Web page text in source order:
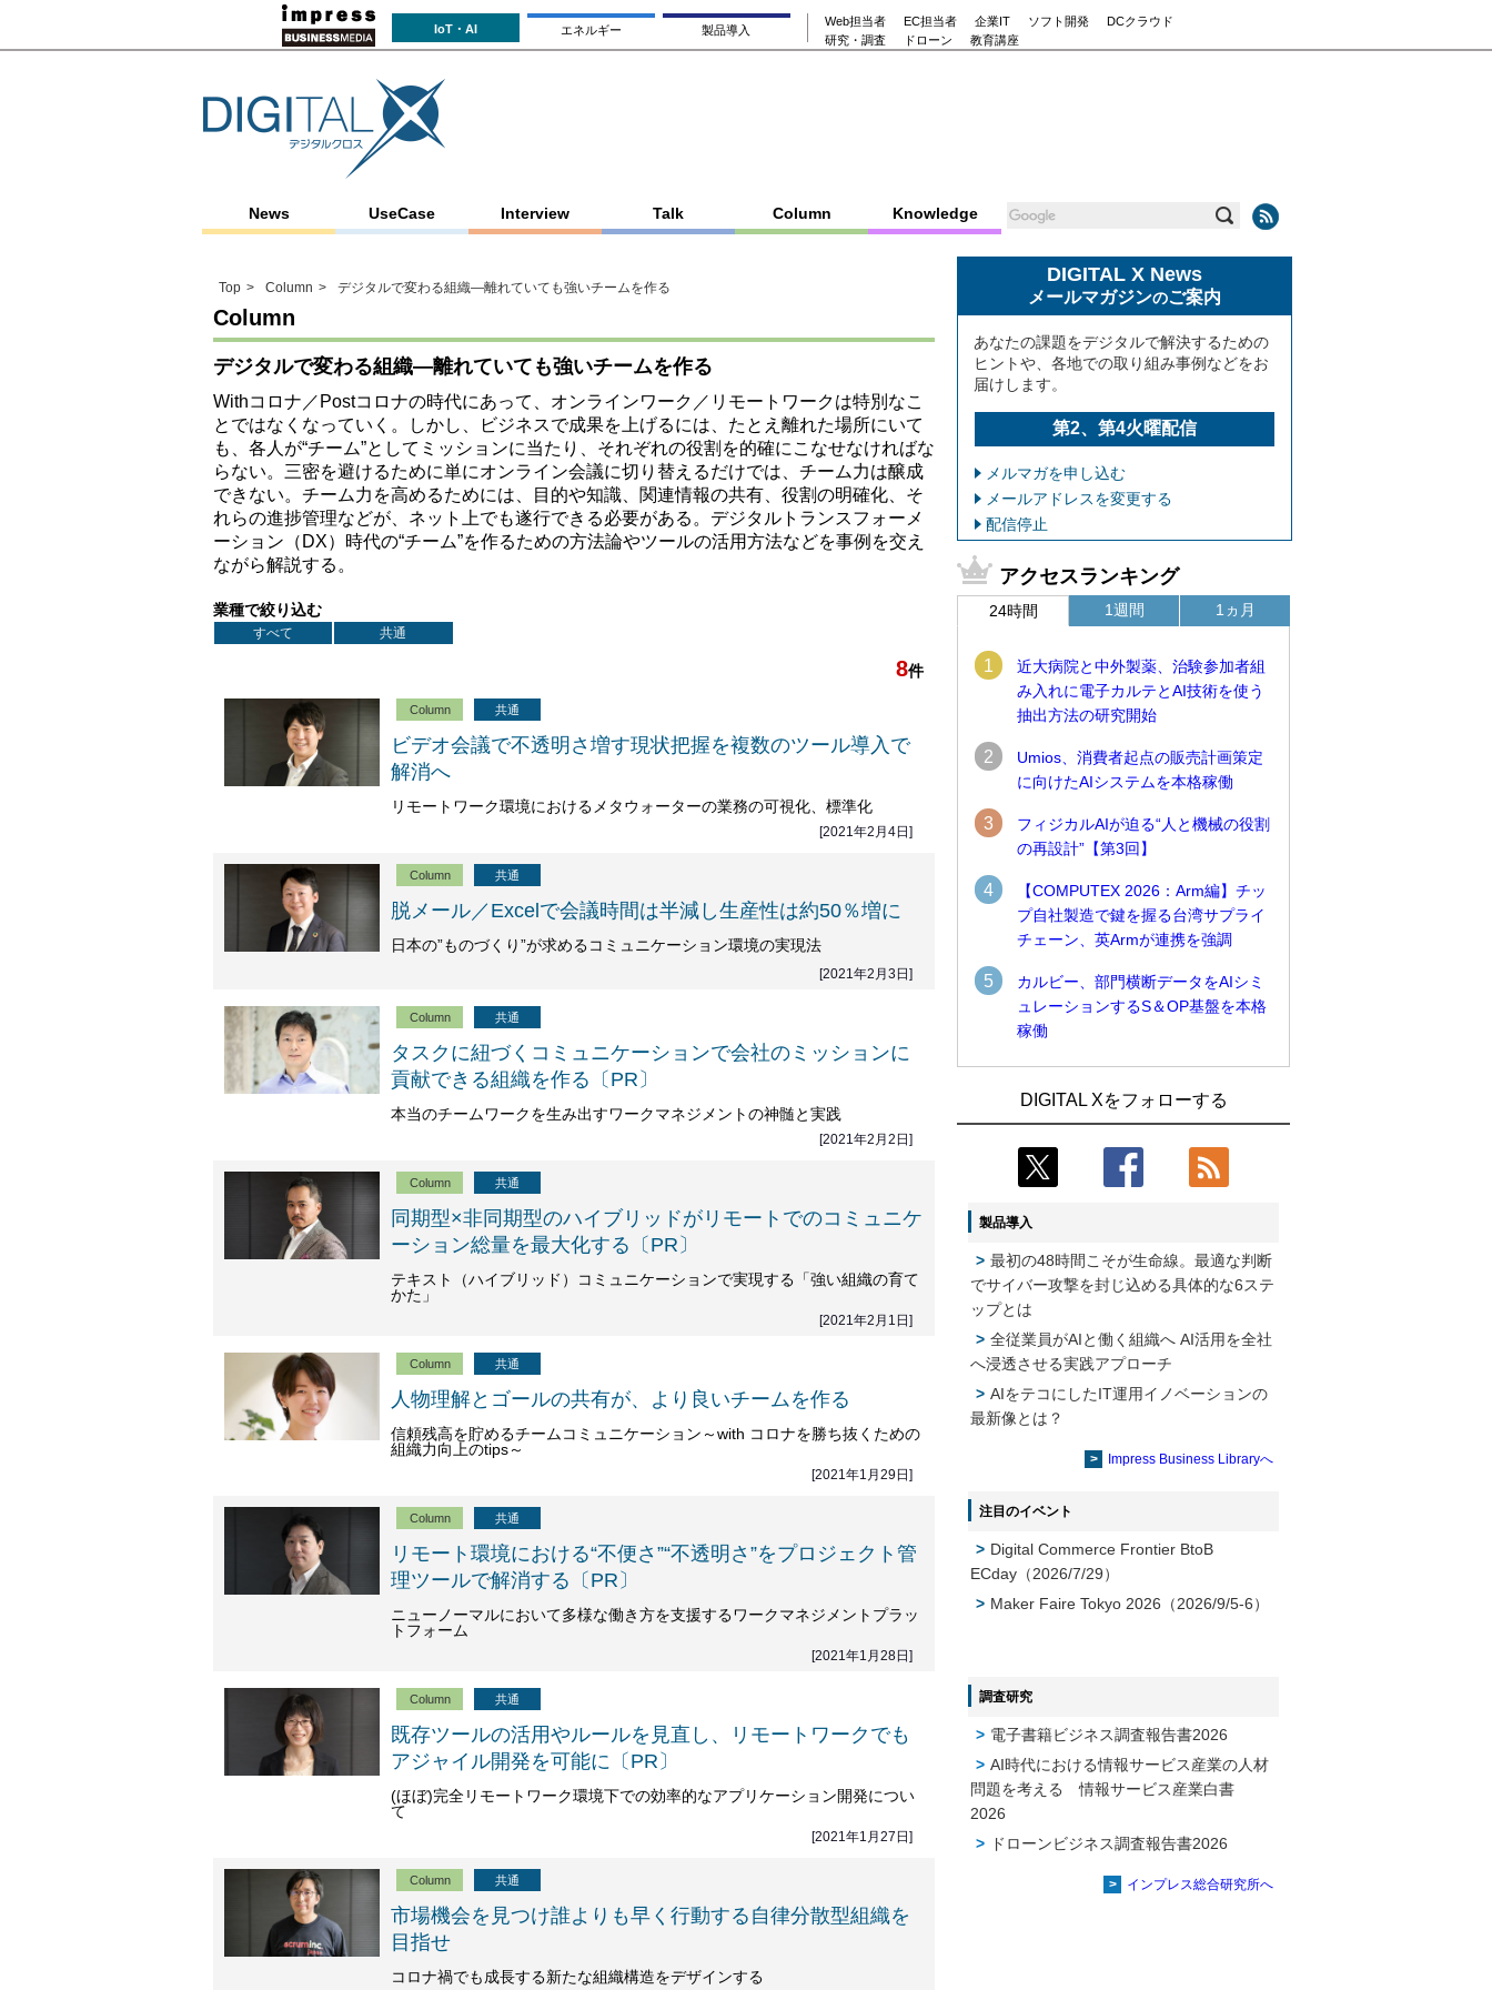
IoT・AI エネルギー 製品導入
Web担当者 EC担当者 企業IT ソフト開発
DCクラウド
研究・調査
ドローン 教育講座
News UseCase Interview Talk Column Knowledge
Top Column デジタルで変わる組織―離れていても強いチームを作る
Column
デジタルで変わる組織―離れていても強いチームを作る
Withコロナ／Postコロナの時代にあって、オンラインワーク／リモートワークは特別なこ
とではなくなっていく。しかし、ビジネスで成果を上げるには、たとえ離れた場所にいて
も、各人が“チーム”としてミッションに当たり、それぞれの役割を的確にこなせなければな
らない。三密を避けるために単にオンライン会議に切り替えるだけでは、チーム力は醸成
できない。チーム力を高めるためには、目的や知識、関連情報の共有、役割の明確化、そ
れらの進捗管理などが、ネット上でも遂行できる必要がある。デジタルトランスフォーメ
ーション（DX）時代の“チーム”を作るための方法論やツールの活用方法などを事例を交え
ながら解説する。
業種で絞り込む
すべて 共通
8件
Column 共通
ビデオ会議で不透明さ増す現状把握を複数のツール導入で
解消へ
リモートワーク環境におけるメタウォーターの業務の可視化、標準化
[2021年2月4日]
Column 共通
脱メール／Excelで会議時間は半減し生産性は約50％増に
日本の”ものづくり”が求めるコミュニケーション環境の実現法
[2021年2月3日]
Column 共通
タスクに紐づくコミュニケーションで会社のミッションに
貢献できる組織を作る〔PR〕
本当のチームワークを生み出すワークマネジメントの神髄と実践
[2021年2月2日]
Column 共通
同期型×非同期型のハイブリッドがリモートでのコミュニケ
ーション総量を最大化する〔PR〕
テキスト（ハイブリッド）コミュニケーションで実現する「強い組織の育て
かた」
[2021年2月1日]
Column 共通
人物理解とゴールの共有が、より良いチームを作る
信頼残高を貯めるチームコミュニケーション～with コロナを勝ち抜くための
組織力向上のtips～
[2021年1月29日]
Column 共通
リモート環境における“不便さ”“不透明さ”をプロジェクト管
理ツールで解消する〔PR〕
ニューノーマルにおいて多様な働き方を支援するワークマネジメントプラッ
トフォーム
[2021年1月28日]
Column 共通
既存ツールの活用やルールを見直し、リモートワークでも
アジャイル開発を可能に〔PR〕
(ほぼ)完全リモートワーク環境下での効率的なアプリケーション開発につい
て
[2021年1月27日]
Column 共通
市場機会を見つけ誰よりも早く行動する自律分散型組織を
目指せ
コロナ禍でも成長する新たな組織構造をデザインする
DIGITAL X News
メールマガジンのご案内
あなたの課題をデジタルで解決するための
ヒントや、各地での取り組み事例などをお
届けします。
第2、第4火曜配信
メルマガを申し込む
メールアドレスを変更する
配信停止
アクセスランキング
24時間
1
近大病院と中外製薬、治験参加者組
み入れに電子カルテとAI技術を使う
抽出方法の研究開始
2
Umios、消費者起点の販売計画策定
に向けたAIシステムを本格稼働
3
フィジカルAIが迫る“人と機械の役割
の再設計”【第3回】
4
【COMPUTEX 2026：Arm編】チッ
プ自社製造で鍵を握る台湾サプライ
チェーン、英Armが連携を強調
5
カルビー、部門横断データをAIシミ
ュレーションするS＆OP基盤を本格
稼働
1週間
けたAIシステムを本格稼働
製造業の現場の暗黙知を組織横断で活用
するためのナレッジ管理基盤、LIGHTzが
3
歩行ロボット利用を検証
4
近大病院と中外製薬、治験参加者組み入
れに電子カルテとAI技術を使う抽出方法
の研究開始
【COMPUTEX 2026：Arm編】チップ自
社製造で鍵を握る台湾サプライチェー
1ヵ月
仮想化技術を使う統合基盤を本格稼働
鹿島建設、鋼管柱へのコンクリート充填
時の異常を検出するAIを遠隔監視システ
3
めているのか【第25回】
4
製造業の現場の暗黙知を組織横断で活用
するためのナレッジ管理基盤、LIGHTzが
提供
Umios、消費者起点の販売計画策定に向
けたAIシステムを本格稼働
DIGITAL Xをフォローする
製品導入
最初の48時間こそが生命線。最適な判断
でサイバー攻撃を封じ込める具体的な6ステ
ップとは
全従業員がAIと働く組織へ AI活用を全社
へ浸透させる実践アプローチ
AIをテコにしたIT運用イノベーションの
最新像とは？
Impress Business Libraryへ
注目のイベント
Digital Commerce Frontier BtoB
ECday（2026/7/29）
Maker Faire Tokyo 2026（2026/9/5-6）
調査研究
電子書籍ビジネス調査報告書2026
AI時代における情報サービス産業の⼈材
問題を考える 情報サービス産業⽩書
2026
ドローンビジネス調査報告書2026
インプレス総合研究所へ